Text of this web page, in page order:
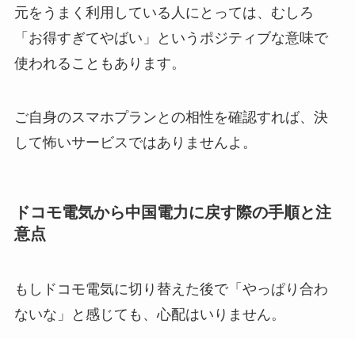
元をうまく利用している人にとっては、むしろ
「お得すぎてやばい」というポジティブな意味で
使われることもあります。
ご自身のスマホプランとの相性を確認すれば、決
して怖いサービスではありませんよ。
ドコモ電気から中国電力に戻す際の手順と注
意点
もしドコモ電気に切り替えた後で「やっぱり合わ
ないな」と感じても、心配はいりません。